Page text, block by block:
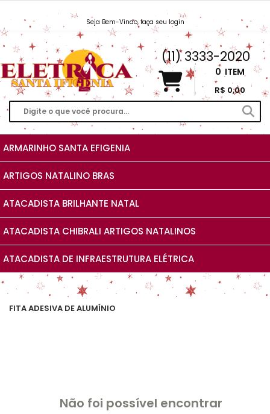
Seja Bem-Vindo, faça seu login
Vendas@EletricaSantaIfigenia.com.br
(11) 3333-2020
0 ITEM
R$ 0,00
ARMARINHO SANTA EFIGENIA
ARTIGOS NATALINO BRAS
ATACADISTA BRILHANTE NATAL
ATACADISTA CHIBRALI ARTIGOS NATALINOS
ATACADISTA DE INFRAESTRUTURA ELÉTRICA
FITA ADESIVA DE ALUMÍNIO
Não foi possível encontrar